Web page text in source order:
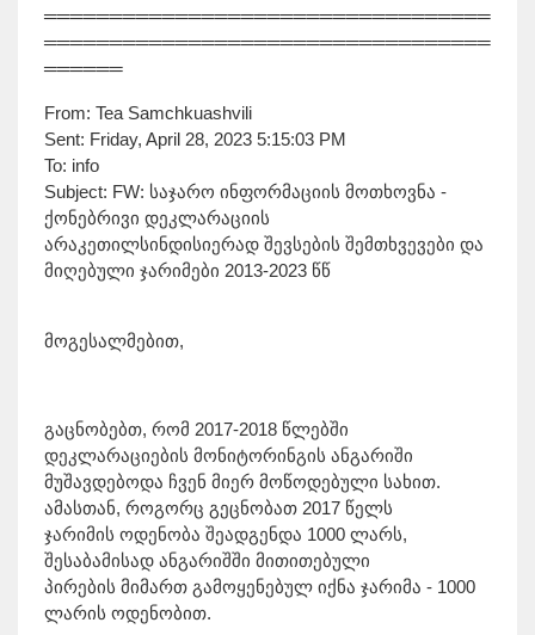
══════════════════════════════════
══════════════════════════════════
══════
From: Tea Samchkuashvili
Sent: Friday, April 28, 2023 5:15:03 PM
To: info
Subject: FW: საჯარო ინფორმაციის მოთხოვნა -
ქონებრივი დეკლარაციის
არაკეთილსინდისიერად შევსების შემთხვევები და
მიღებული ჯარიმები 2013-2023 წწ
მოგესალმებით,
გაცნობებთ, რომ 2017-2018 წლებში
დეკლარაციების მონიტორინგის ანგარიში
მუშავდებოდა ჩვენ მიერ მოწოდებული სახით.
ამასთან, როგორც გეცნობათ 2017 წელს
ჯარიმის ოდენობა შეადგენდა 1000 ლარს,
შესაბამისად ანგარიშში მითითებული
პირების მიმართ გამოყენებულ იქნა ჯარიმა - 1000
ლარის ოდენობით.